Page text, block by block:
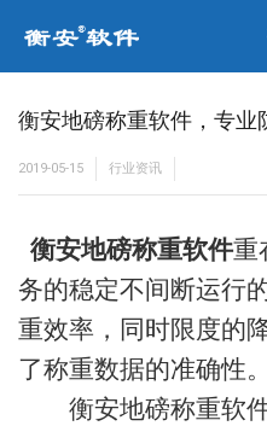
衡安地磅称重软件，专业
2019-05-15 行业资讯
衡安地磅称重软件重
务的稳定不间断运行
重效率，同时限度的
了称重数据的准确性。
衡安地磅称重软件